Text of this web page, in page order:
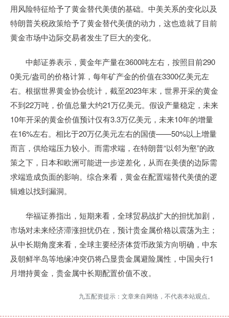
用风险特征给予了黄金替代美债的基础。中美关系的变化以及
特朗普关税政策给予了黄金替代美债的动力，这也造就了目前
黄金市场中边际交易者发生了巨大的变化。
中邮证券表示，黄金年产量在3600吨左右，按照目前290
0美元/盎司的价格计算，每年矿产金的价值在3300亿美元左
右。根据世界黄金协会统计，截至2023年末，世界开采的黄金
不到22万吨，价值总量大约21万亿美元。假设产量稳定，未来
10年开采的黄金价值预计仅有3.3万亿美元，未来10年的增量
在16%左右。相比于20万亿美元左右的国债——50%以上增量
而言，供给端压力较小。而需求端，在特朗普“以邻为壑”的政
策之下，日本和欧洲可能进一步逆差化，从而在美债的边际需
求端造成负面的影响。综合来看，黄金在配置端替代美债的逻
辑难以找到漏洞。
华福证券指出，短期来看，全球贸易战扩大的担忧加剧，
市场对未来经济滞涨担忧仍在，预计贵金属价格以震荡为主；
从中长期角度来看，全球主要经济体货币政策方向明确，中东
及朝鲜半岛等地缘冲突仍将凸显贵金属避险属性，中国央行1
月增持黄金，贵金属中长期配置价值不改。
九五配资提示：文章来自网络，不代表本站观点。